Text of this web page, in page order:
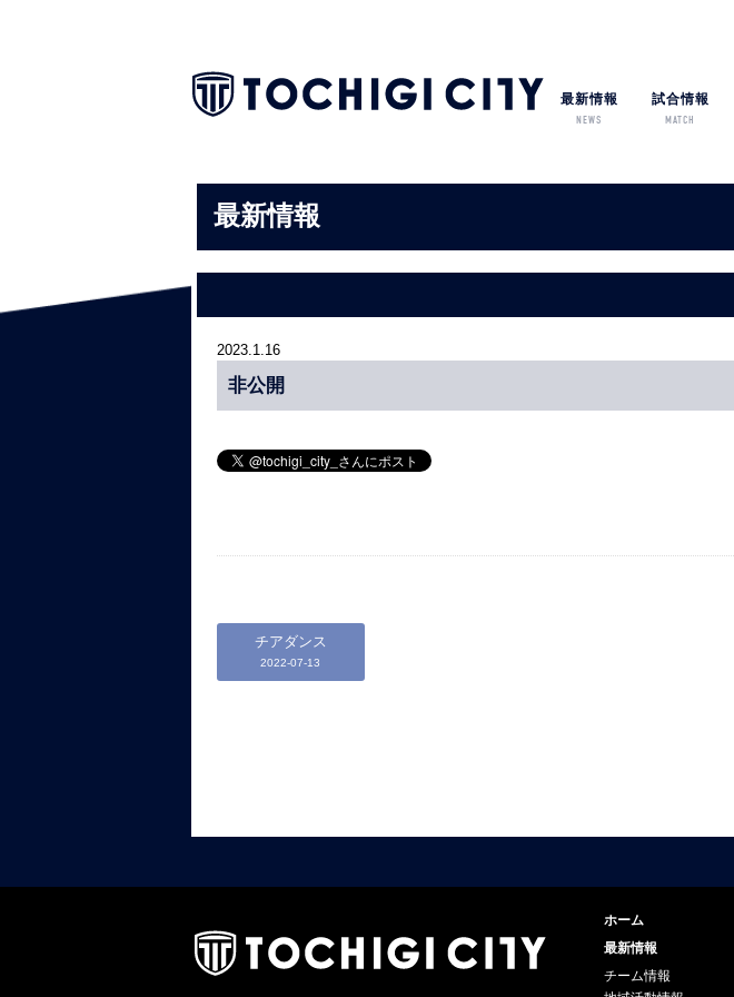
最新情報
NEWS
試合情報
MATCH
最新情報
2023.1.16
非公開
チアダンス
2022-07-13
ホーム
最新情報
チーム情報